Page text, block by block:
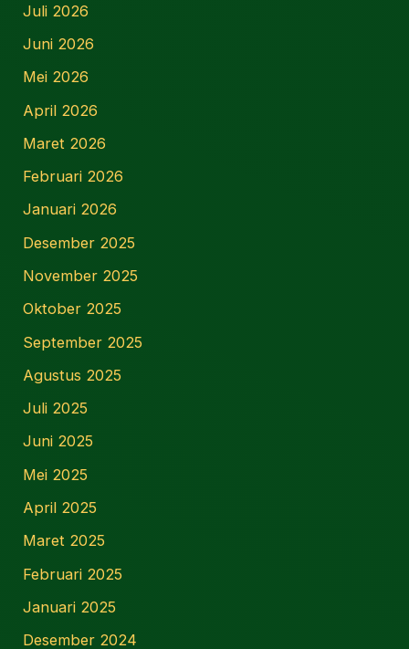
Juli 2026
Juni 2026
Mei 2026
April 2026
Maret 2026
Februari 2026
Januari 2026
Desember 2025
November 2025
Oktober 2025
September 2025
Agustus 2025
Juli 2025
Juni 2025
Mei 2025
April 2025
Maret 2025
Februari 2025
Januari 2025
Desember 2024